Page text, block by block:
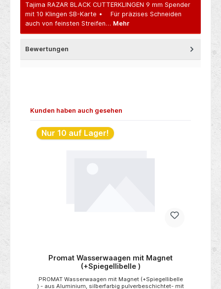
Tajima RAZAR BLACK CUTTERKLINGEN 9 mm Spender
mit 10 Klingen SB-Karte • Für präzises Schneiden
auch von feinsten Streifen… Mehr
Bewertungen
Produktgalerie überspringen
Kunden haben auch gesehen
Nur 10 auf Lager!
Promat Wasserwaagen mit Magnet
(+Spiegellibelle )
PROMAT Wasserwaagen mit Magnet (+Spiegellibelle
) - aus Aluminium, silberfarbig pulverbeschichtet- mit